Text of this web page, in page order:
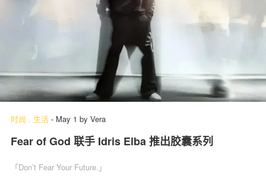
时尚 . 生活 - May 1 by Vera
Fear of God 联手 Idris Elba 推出胶囊系列
「Don’t Fear Your Future.」